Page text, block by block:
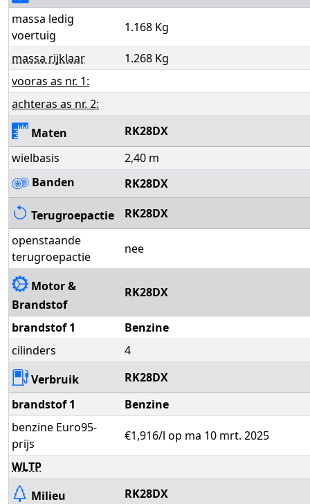
massa ledig
voertuig
1.168 Kg
massa rijklaar
1.268 Kg
vooras as nr. 1:
achteras as nr. 2:
Maten
RK28DX
wielbasis
2,40 m
Banden
RK28DX
Terugroepactie
RK28DX
openstaande
terugroepactie
nee
Motor &
Brandstof
RK28DX
brandstof 1
Benzine
cilinders
4
Verbruik
RK28DX
brandstof 1
Benzine
benzine Euro95-
prijs
€1,916/l op ma 10 mrt. 2025
WLTP
Milieu
RK28DX